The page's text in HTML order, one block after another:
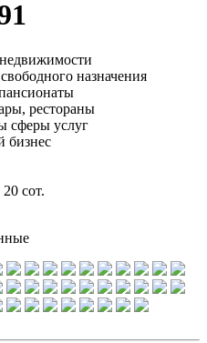
назначения
рестораны
сферы услуг
бизнес
20 сот.